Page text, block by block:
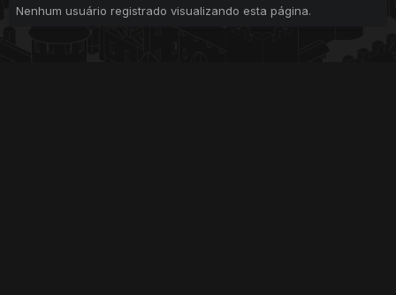
Nenhum usuário registrado visualizando esta página.